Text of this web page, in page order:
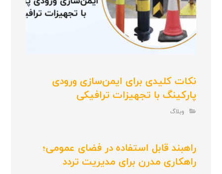
نکات کلیدی برای ایمن‌سازی ورودی
پارکینگ با تجهیزات ترافیکی
وبلاگ
راهبند قابل استفاده در فضای عمومی؛
راهکاری مدرن برای مدیریت تردد